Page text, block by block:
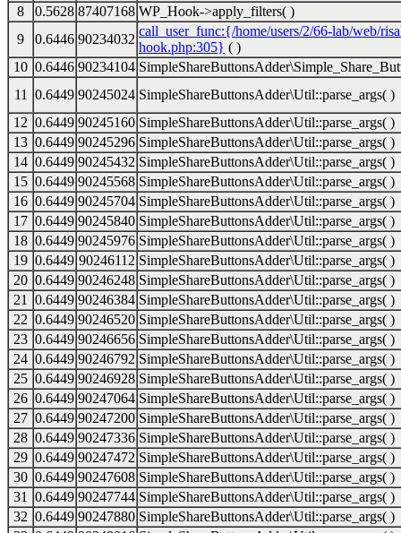
8
0.5628 87407168 WP_Hook->apply_filters( )
9
0.6446 90234032
call_user_func:{/home/users/2/66-lab/web/
hook.php:305} ( )
10 0.6446 90234104
11
0.6449 90245024 SimpleShareButtonsAdder\Util::parse_args( )
12 0.6449 90245160 SimpleShareButtonsAdder\Util::parse_args( )
13 0.6449 90245296 SimpleShareButtonsAdder\Util::parse_args( )
14 0.6449 90245432 SimpleShareButtonsAdder\Util::parse_args( )
15 0.6449 90245568 SimpleShareButtonsAdder\Util::parse_args( )
16 0.6449 90245704 SimpleShareButtonsAdder\Util::parse_args( )
17 0.6449 90245840 SimpleShareButtonsAdder\Util::parse_args( )
18 0.6449 90245976 SimpleShareButtonsAdder\Util::parse_args( )
19 0.6449 90246112 SimpleShareButtonsAdder\Util::parse_args( )
20 0.6449 90246248 SimpleShareButtonsAdder\Util::parse_args( )
21
0.6449 90246384 SimpleShareButtonsAdder\Util::parse_args( )
22 0.6449 90246520 SimpleShareButtonsAdder\Util::parse_args( )
23 0.6449 90246656 SimpleShareButtonsAdder\Util::parse_args( )
24 0.6449 90246792 SimpleShareButtonsAdder\Util::parse_args( )
25 0.6449 90246928 SimpleShareButtonsAdder\Util::parse_args( )
26 0.6449 90247064 SimpleShareButtonsAdder\Util::parse_args( )
27 0.6449 90247200 SimpleShareButtonsAdder\Util::parse_args( )
28 0.6449 90247336 SimpleShareButtonsAdder\Util::parse_args( )
29 0.6449 90247472 SimpleShareButtonsAdder\Util::parse_args( )
30 0.6449 90247608 SimpleShareButtonsAdder\Util::parse_args( )
31
0.6449 90247744 SimpleShareButtonsAdder\Util::parse_args( )
32 0.6449 90247880 SimpleShareButtonsAdder\Util::parse_args( )